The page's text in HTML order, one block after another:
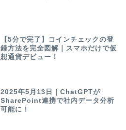
【5分で完了】コインチェックの登
録方法を完全図解｜スマホだけで仮
想通貨デビュー！
2025年5月13日｜ChatGPTが
SharePoint連携で社内データ分析
可能に！